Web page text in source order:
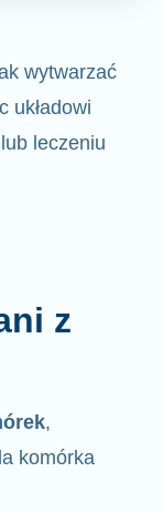
wytwarzać
układowi
leczeniu
z
,
komórka